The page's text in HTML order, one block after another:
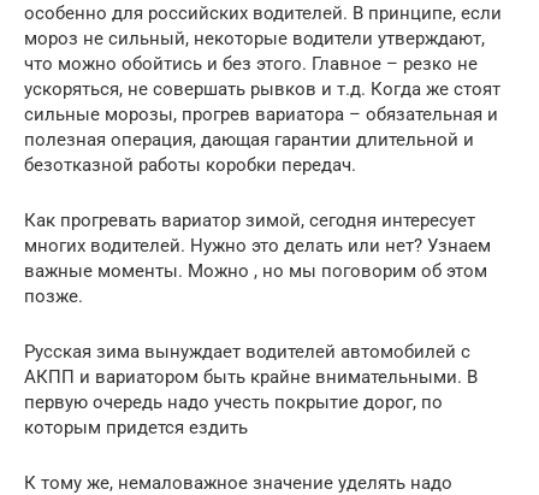
особенно для российских водителей. В принципе, если
мороз не сильный, некоторые водители утверждают,
что можно обойтись и без этого. Главное – резко не
ускоряться, не совершать рывков и т.д. Когда же стоят
сильные морозы, прогрев вариатора – обязательная и
полезная операция, дающая гарантии длительной и
безотказной работы коробки передач.
Как прогревать вариатор зимой, сегодня интересует
многих водителей. Нужно это делать или нет? Узнаем
важные моменты. Можно , но мы поговорим об этом
позже.
Русская зима вынуждает водителей автомобилей с
АКПП и вариатором быть крайне внимательными. В
первую очередь надо учесть покрытие дорог, по
которым придется ездить
К тому же, немаловажное значение уделять надо